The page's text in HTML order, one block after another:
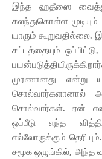
இந்த ஹதீஸை வைத்து
கலந்துகொள்ள
யாரும் கூறுவதில்லை.
சட்டத்தையும்
முரணானது என்று
சொல்வார்களானால்
சொல்வார்கள். ஏன்
ஒப்பீடு எந்த
எல்லோருக்கும்
சமூக ஒழுங்கில், அந்த